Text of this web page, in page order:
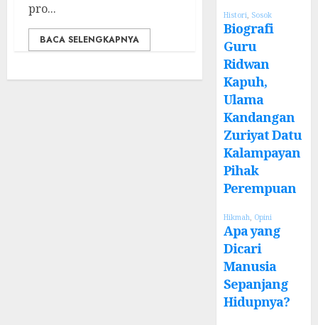
pro...
BACA SELENGKAPNYA
Histori, Sosok
Biografi
Guru
Ridwan
Kapuh,
Ulama
Kandangan
Zuriyat Datu
Kalampayan
Pihak
Perempuan
Hikmah, Opini
Apa yang
Dicari
Manusia
Sepanjang
Hidupnya?